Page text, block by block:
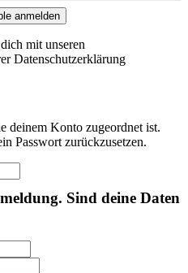
anmelden
mit unseren
Datenschutzerklärung
deinem Konto zugeordnet ist.
Passwort zurückzusetzen.
Sind deine Daten